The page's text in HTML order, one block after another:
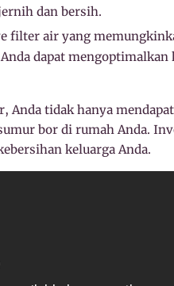
dan bersih.
filter air yang
dapat
Anda tidak hanya
bor di rumah Anda.
keluarga Anda.